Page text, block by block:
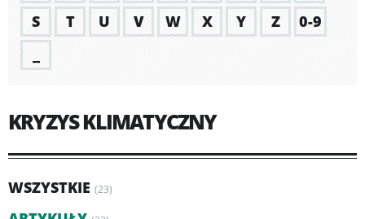
S
T U V W X Y Z
0-9
KRYZYS KLIMATYCZNY
WSZYSTKIE (23)